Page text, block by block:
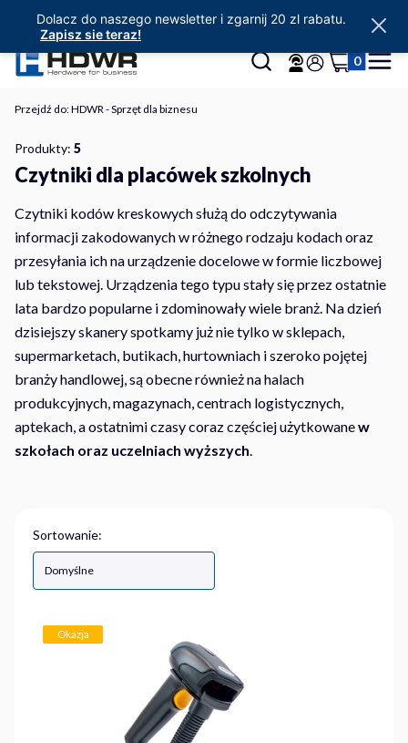
Otwórz wyszukiwarkę
Szukaj Zaloguj się
Produkty w
KoszykMenu
Przejdź do:HDWR - Sprzęt dla biznesu
Czytniki dla placówek szkolnych
Produkty: 5
Czytniki kodów kreskowych służą do odczytywania
informacji zakodowanych w różnego rodzaju kodach oraz
przesyłania ich na urządzenie docelowe w formie liczbowej
lub tekstowej. Urządzenia tego typu stały się przez ostatnie
lata bardzo popularne i zdominowały wiele branż. Na dzień
dzisiejszy skanery spotkamy już nie tylko w sklepach,
supermarketach, butikach, hurtowniach i szeroko pojętej
branży handlowej, są obecne również na halach
produkcyjnych, magazynach, centrach logistycznych,
aptekach, a ostatnimi czasy coraz częściej użytkowanew
szkołach oraz uczelniach wyższych.
Sortowanie:
Domyślne
Okazja
Dolacz do naszego newsletter i zgarnij 20 zl rabatu.
Zapisz sie teraz!